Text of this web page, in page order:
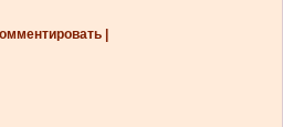
|